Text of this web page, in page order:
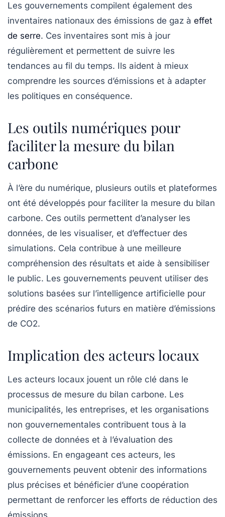
Les gouvernements compilent également des
inventaires nationaux des émissions de gaz à effet
de serre. Ces inventaires sont mis à jour
régulièrement et permettent de suivre les
tendances au fil du temps. Ils aident à mieux
comprendre les sources d’émissions et à adapter
les politiques en conséquence.
Les outils numériques pour
faciliter la mesure du bilan
carbone
À l’ère du numérique, plusieurs outils et plateformes
ont été développés pour faciliter la mesure du bilan
carbone. Ces outils permettent d’analyser les
données, de les visualiser, et d’effectuer des
simulations. Cela contribue à une meilleure
compréhension des résultats et aide à sensibiliser
le public. Les gouvernements peuvent utiliser des
solutions basées sur l’intelligence artificielle pour
prédire des scénarios futurs en matière d’émissions
de CO2.
Implication des acteurs locaux
Les acteurs locaux jouent un rôle clé dans le
processus de mesure du bilan carbone. Les
municipalités, les entreprises, et les organisations
non gouvernementales contribuent tous à la
collecte de données et à l’évaluation des
émissions. En engageant ces acteurs, les
gouvernements peuvent obtenir des informations
plus précises et bénéficier d’une coopération
permettant de renforcer les efforts de réduction des